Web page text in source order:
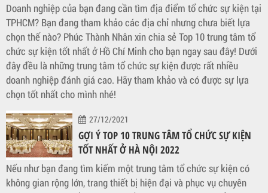
Doanh nghiệp của bạn đang cần tìm địa điểm tổ chức sự kiện tại
TPHCM? Bạn đang tham khảo các địa chỉ nhưng chưa biết lựa
chọn thế nào? Phúc Thành Nhân xin chia sẻ Top 10 trung tâm tổ
chức sự kiện tốt nhất ở Hồ Chí Minh cho bạn ngay sau đây! Dưới
đây đều là những trung tâm tổ chức sự kiện được rất nhiều
doanh nghiệp đánh giá cao. Hãy tham khảo và có được sự lựa
chọn tốt nhất cho mình nhé!
27/12/2021
GỢI Ý TOP 10 TRUNG TÂM TỔ CHỨC SỰ KIỆN
TỐT NHẤT Ở HÀ NỘI 2022
Nếu như bạn đang tìm kiếm một trung tâm tổ chức sự kiện có
không gian rộng lớn, trang thiết bị hiện đại và phục vụ chuyên